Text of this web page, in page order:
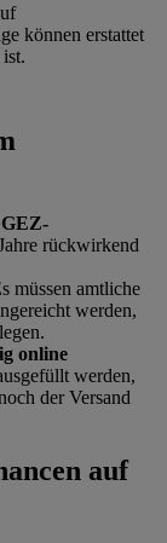
können erstattet
rückwirkend
müssen amtliche
werden,
online
werden,
der Versand
auf